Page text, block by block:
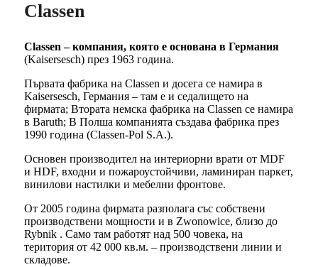
Classen
Classen – компания, която е основана в Германия
(Kaisersesch) през 1963 година.
Първата фабрика на Classen и досега се намира в
Kaisersesch, Германия – там е и седалището на
фирмата; Втората немска фабрика на Classen се намира
в Baruth; В Полша компанията създава фабрика през
1990 година (Classen-Pol S.A.).
Основен производител на интериорни врати от MDF
и HDF, входни и пожароустойчиви, ламиниран паркет,
винилови настилки и мебелни фронтове.
От 2005 година фирмата разполага със собствени
производствени мощности и в Zwonowice, близо до
Rybnik . Само там работят над 500 човека, на
територия от 42 000 кв.м. – производствени линии и
складове.